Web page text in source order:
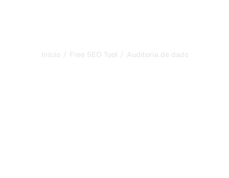
Início / Free SEO Tool / Auditoria de dados